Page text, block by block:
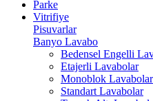
Parke
Vitrifiye
Pisuvarlar
Banyo Lavabo
Bedensel Engelli
Etajerli Lavabolar
Monoblok Lavabolar
Standart Lavabolar